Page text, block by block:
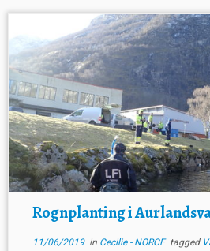
Rognplanting i
11/06/2019in Cecilie - NORCE tagged